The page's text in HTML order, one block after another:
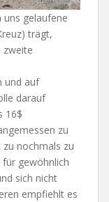
uns gelaufene
trägt,
zweite
und auf
darauf
16$
zu
nochmals zu
gewöhnlich
sich nicht
empfiehlt es